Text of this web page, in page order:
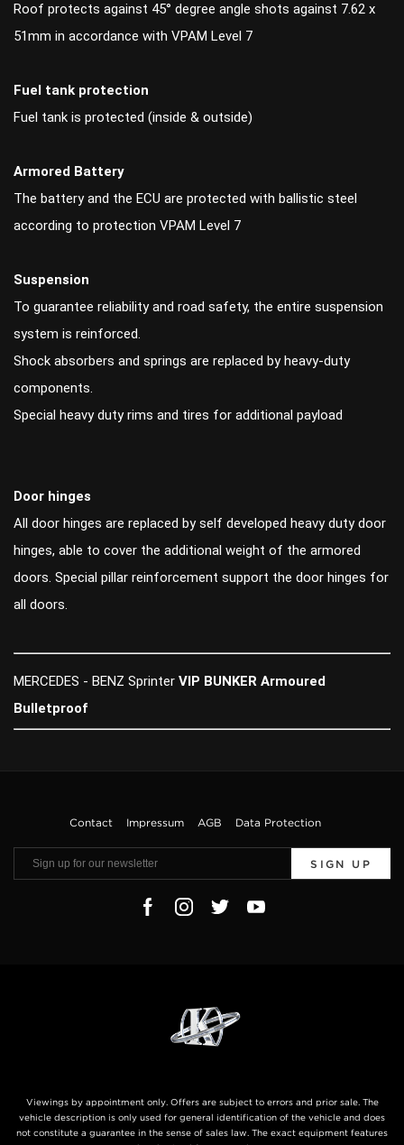
Roof protects against 45° degree angle shots against 7.62 x
51mm in accordance with VPAM Level 7
Fuel tank protection
Fuel tank is protected (inside & outside)
Armored Battery
The battery and the ECU are protected with ballistic steel
according to protection VPAM Level 7
Suspension
To guarantee reliability and road safety, the entire suspension
system is reinforced.
Shock absorbers and springs are replaced by heavy-duty
components.
Special heavy duty rims and tires for additional payload
Door hinges
All door hinges are replaced by self developed heavy duty door
hinges, able to cover the additional weight of the armored
doors. Special pillar reinforcement support the door hinges for
all doors.
MERCEDES - BENZ Sprinter VIP BUNKER Armoured
Bulletproof
Contact Impressum AGB Data Protection
SIGN UP
Viewings by appointment only. Offers are subject to errors and prior sale. The
vehicle description is only used for general identification of the vehicle and does
not constitute a guarantee in the sense of sales law. The exact equipment features